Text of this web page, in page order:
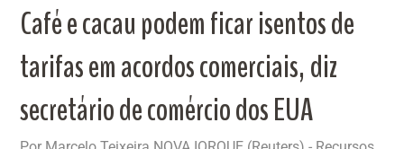
Café e cacau podem ficar isentos de
tarifas em acordos comerciais, diz
secretário de comércio dos EUA